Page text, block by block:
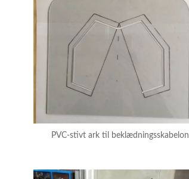
PVC-stivt ark til beklædningsskabelon